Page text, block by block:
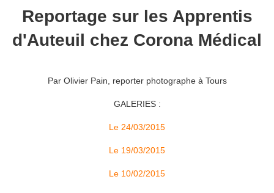
Reportage sur les Apprentis
d'Auteuil chez Corona Médical
Par Olivier Pain, reporter photographe à Tours
GALERIES :
Le 24/03/2015
Le 19/03/2015
Le 10/02/2015